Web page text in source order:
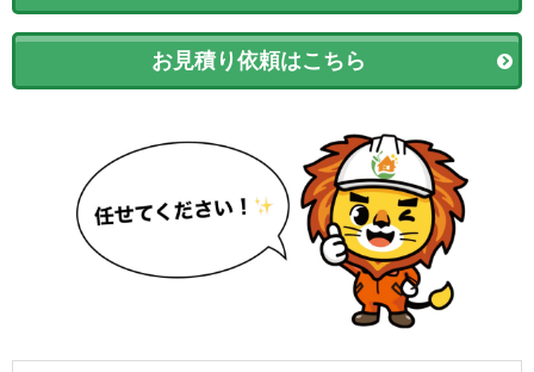
お見積り依頼はこちら